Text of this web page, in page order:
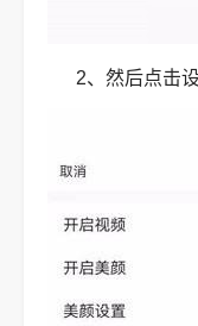
2、然后点击设